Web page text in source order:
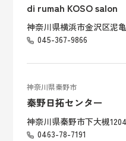
di rumah KOSO salon
神奈川県横浜市金沢区泥
045-367-9866
神奈川県秦野市
秦野日拓センター
神奈川県秦野市下大槻1204
0463-78-7191